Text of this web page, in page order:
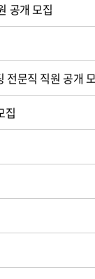
공개 모집
전문직 직원 공개
집